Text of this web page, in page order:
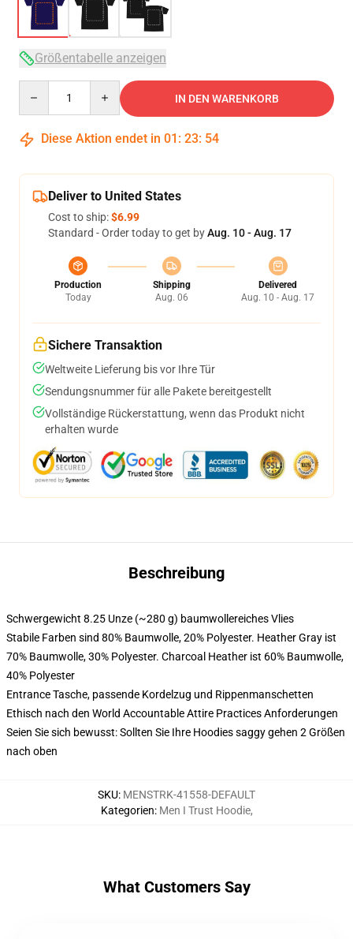
Größentabelle anzeigen
IN DEN WARENKORB
Diese Aktion endet in 01 : 23: 53
Deliver to United States
Cost to ship:$6.99
Standard - Order today to get byAug. 10 - Aug. 17
Production
Today
Shipping
Aug. 06
Delivered
Aug. 10 - Aug. 17
Sichere Transaktion
Weltweite Lieferung bis vor Ihre Tür
Sendungsnummer für alle Pakete bereitgestellt
Vollständige Rückerstattung, wenn das Produkt nicht
erhalten wurde
Beschreibung
Schwergewicht 8.25 Unze (~280 g) baumwollereiches Vlies
Stabile Farben sind 80% Baumwolle, 20% Polyester. Heather Gray ist
70% Baumwolle, 30% Polyester. Charcoal Heather ist 60% Baumwolle,
40% Polyester
Entrance Tasche, passende Kordelzug und Rippenmanschetten
Ethisch nach den World Accountable Attire Practices Anforderungen
Seien Sie sich bewusst: Sollten Sie Ihre Hoodies saggy gehen 2 Größen
nach oben
SKU: MENSTRK-41558-DEFAULT
Kategorien: Men I Trust Hoodie,
What Customers Say